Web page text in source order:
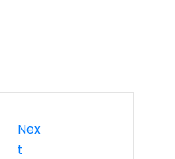
Nex
T